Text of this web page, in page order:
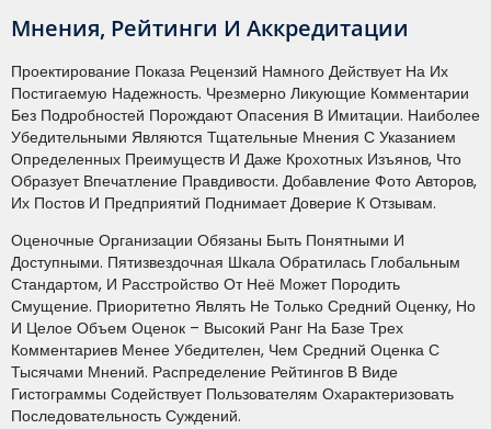
Мнения, Рейтинги И Аккредитации
Проектирование Показа Рецензий Намного Действует На Их
Постигаемую Надежность. Чрезмерно Ликующие Комментарии
Без Подробностей Порождают Опасения В Имитации. Наиболее
Убедительными Являются Тщательные Мнения С Указанием
Определенных Преимуществ И Даже Крохотных Изъянов, Что
Образует Впечатление Правдивости. Добавление Фото Авторов,
Их Постов И Предприятий Поднимает Доверие К Отзывам.
Оценочные Организации Обязаны Быть Понятными И
Доступными. Пятизвездочная Шкала Обратилась Глобальным
Стандартом, И Расстройство От Неё Может Породить
Смущение. Приоритетно Являть Не Только Средний Оценку, Но
И Целое Объем Оценок – Высокий Ранг На Базе Трех
Комментариев Менее Убедителен, Чем Средний Оценка С
Тысячами Мнений. Распределение Рейтингов В Виде
Гистограммы Содействует Пользователям Охарактеризовать
Последовательность Суждений.